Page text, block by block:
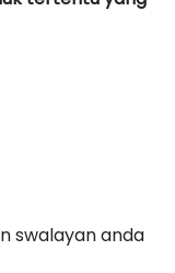
swalayan anda